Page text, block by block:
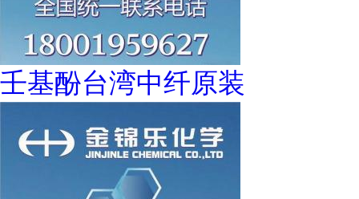
壬基酚台湾中纤原装